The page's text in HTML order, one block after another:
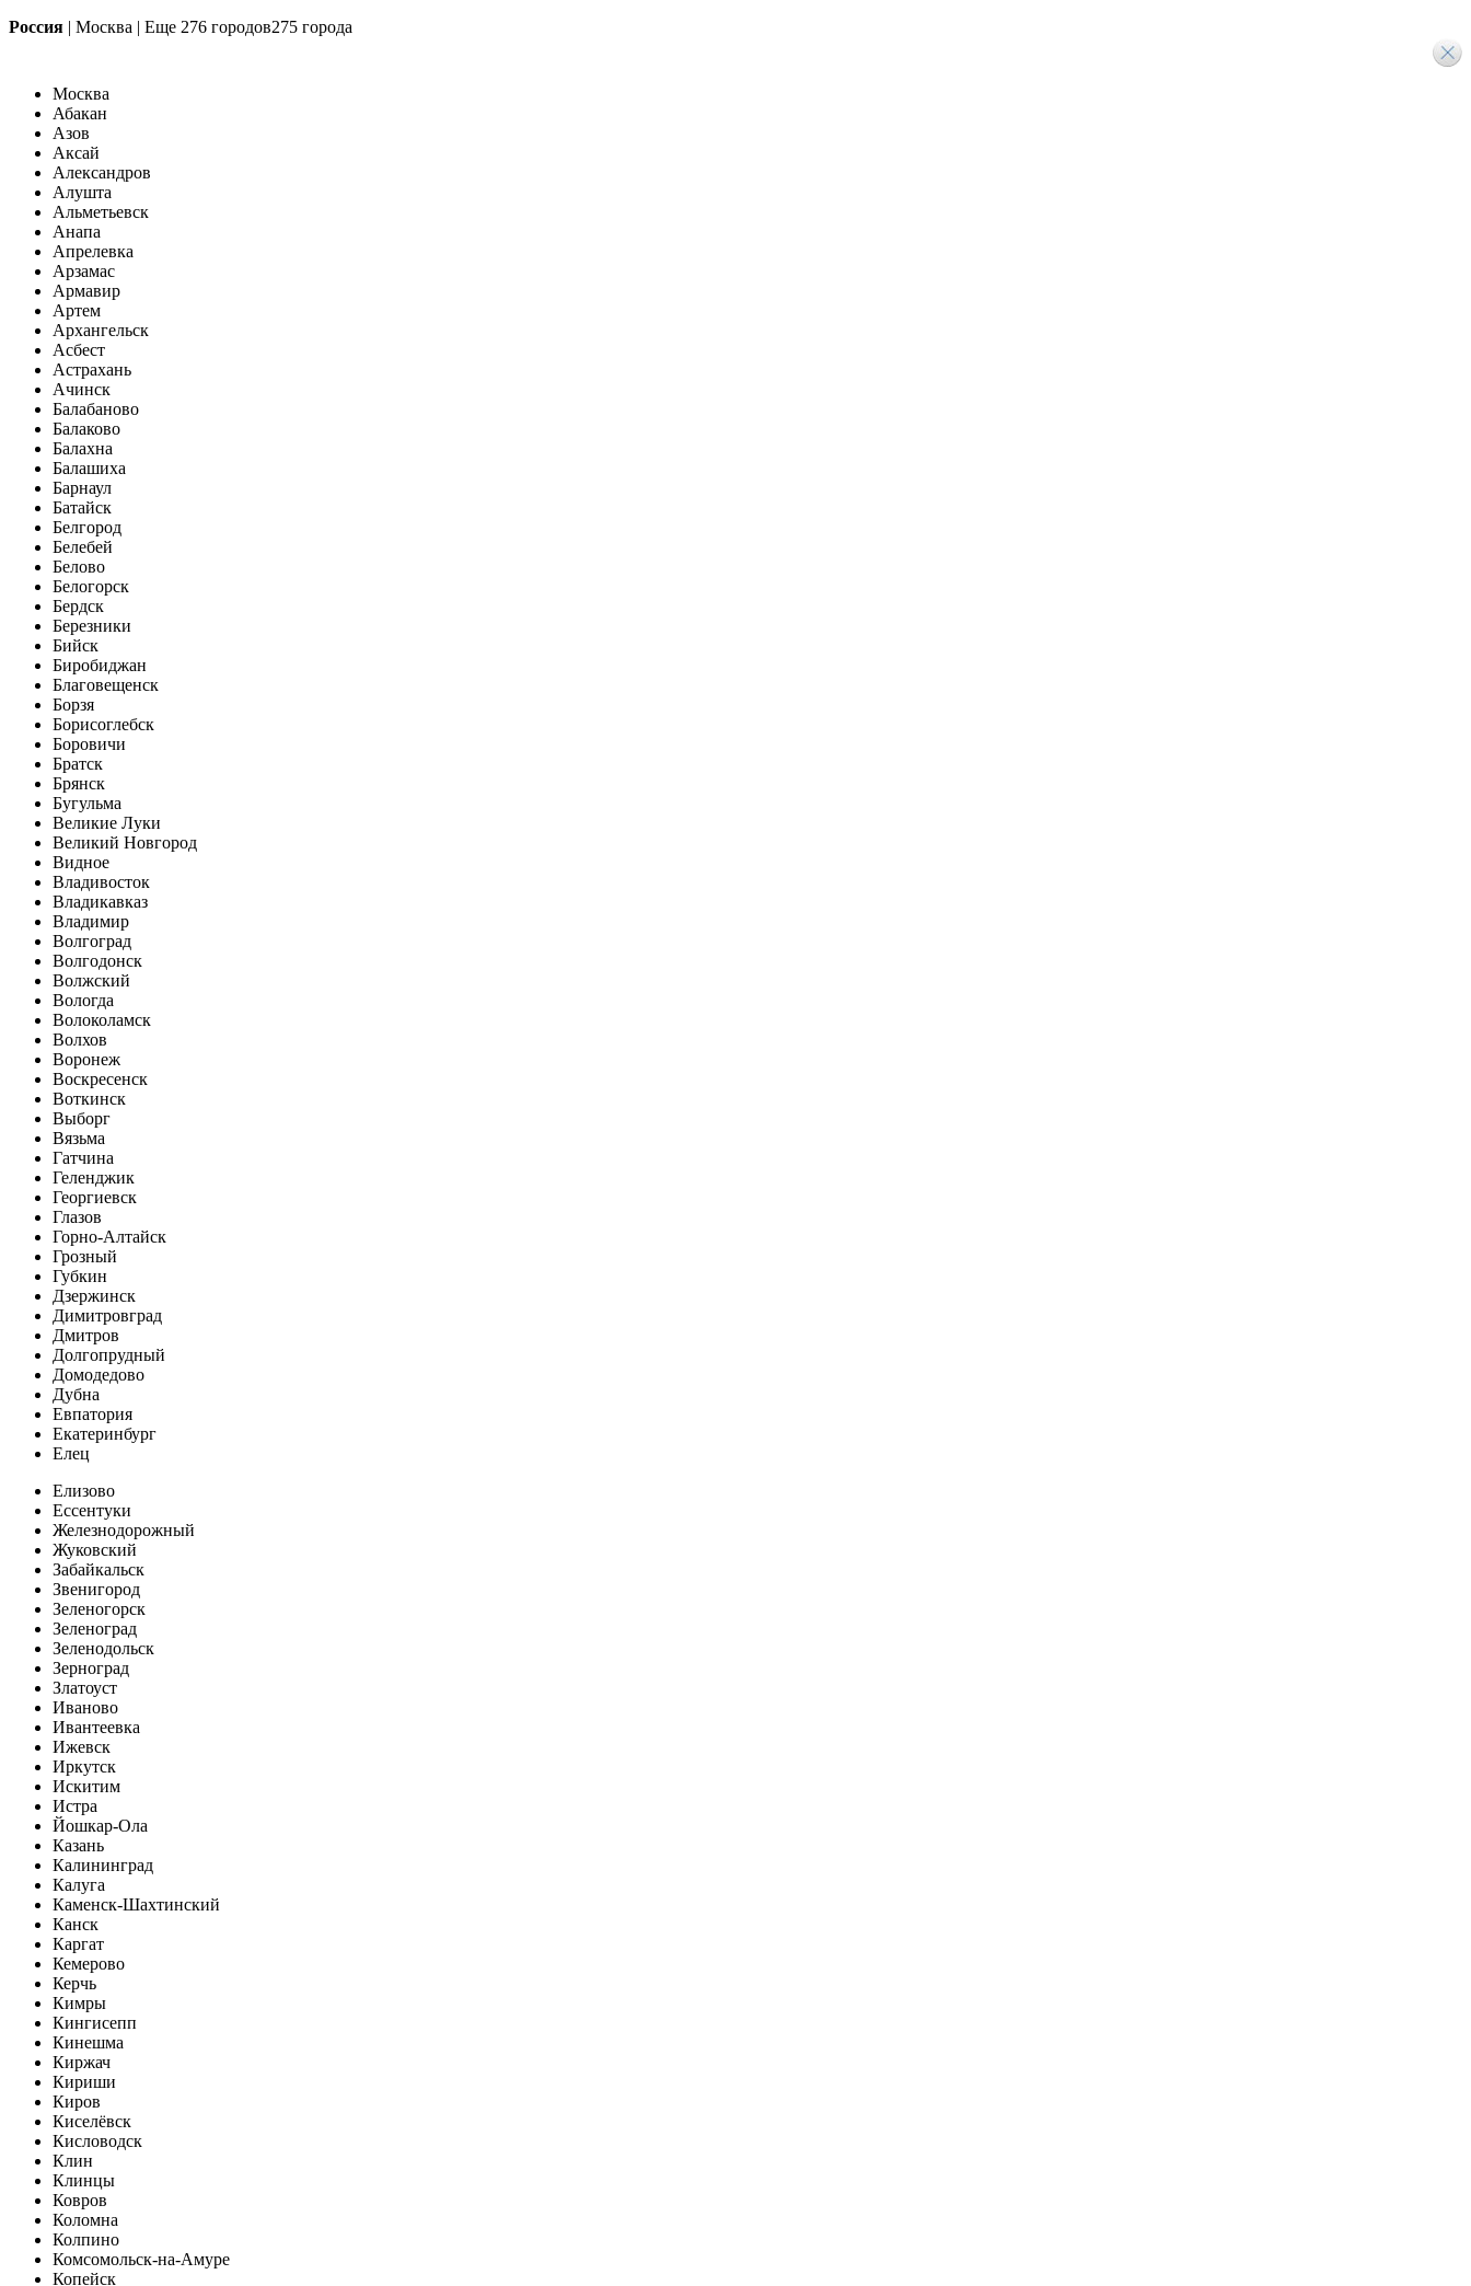
Россия | Москва | Еще 276 городов275 города
Москва
Абакан
Азов
Аксай
Александров
Алушта
Альметьевск
Анапа
Апрелевка
Арзамас
Армавир
Артем
Архангельск
Асбест
Астрахань
Ачинск
Балабаново
Балаково
Балахна
Балашиха
Барнаул
Батайск
Белгород
Белебей
Белово
Белогорск
Бердск
Березники
Бийск
Биробиджан
Благовещенск
Борзя
Борисоглебск
Боровичи
Братск
Брянск
Бугульма
Великие Луки
Великий Новгород
Видное
Владивосток
Владикавказ
Владимир
Волгоград
Волгодонск
Волжский
Вологда
Волоколамск
Волхов
Воронеж
Воскресенск
Воткинск
Выборг
Вязьма
Гатчина
Геленджик
Георгиевск
Глазов
Горно-Алтайск
Грозный
Губкин
Дзержинск
Димитровград
Дмитров
Долгопрудный
Домодедово
Дубна
Евпатория
Екатеринбург
Елец
Елизово
Ессентуки
Железнодорожный
Жуковский
Забайкальск
Звенигород
Зеленогорск
Зеленоград
Зеленодольск
Зерноград
Златоуст
Иваново
Ивантеевка
Ижевск
Иркутск
Искитим
Истра
Йошкар-Ола
Казань
Калининград
Калуга
Каменск-Шахтинский
Канск
Каргат
Кемерово
Керчь
Кимры
Кингисепп
Кинешма
Киржач
Кириши
Киров
Киселёвск
Кисловодск
Клин
Клинцы
Ковров
Коломна
Колпино
Комсомольск-на-Амуре
Копейск